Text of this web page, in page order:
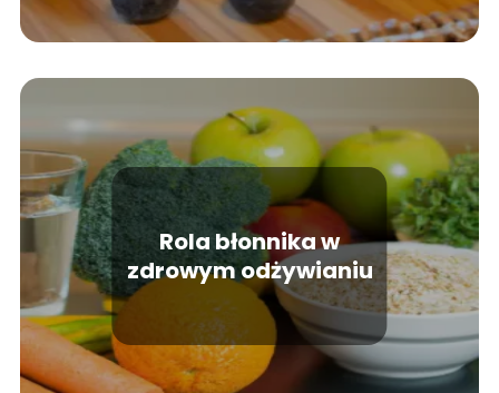
Rola błonnika w
zdrowym odżywianiu